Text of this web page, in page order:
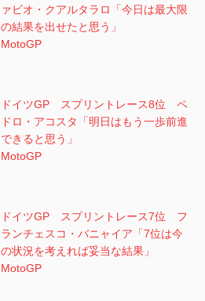
ァビオ・クアルタラロ「今日は最大限
の結果を出せたと思う」
MotoGP
ドイツGP スプリントレース8位 ペ
ドロ・アコスタ「明日はもう一歩前進
できると思う」
MotoGP
ドイツGP スプリントレース7位 フ
ランチェスコ・バニャイア「7位は今
の状況を考えれば妥当な結果」
MotoGP